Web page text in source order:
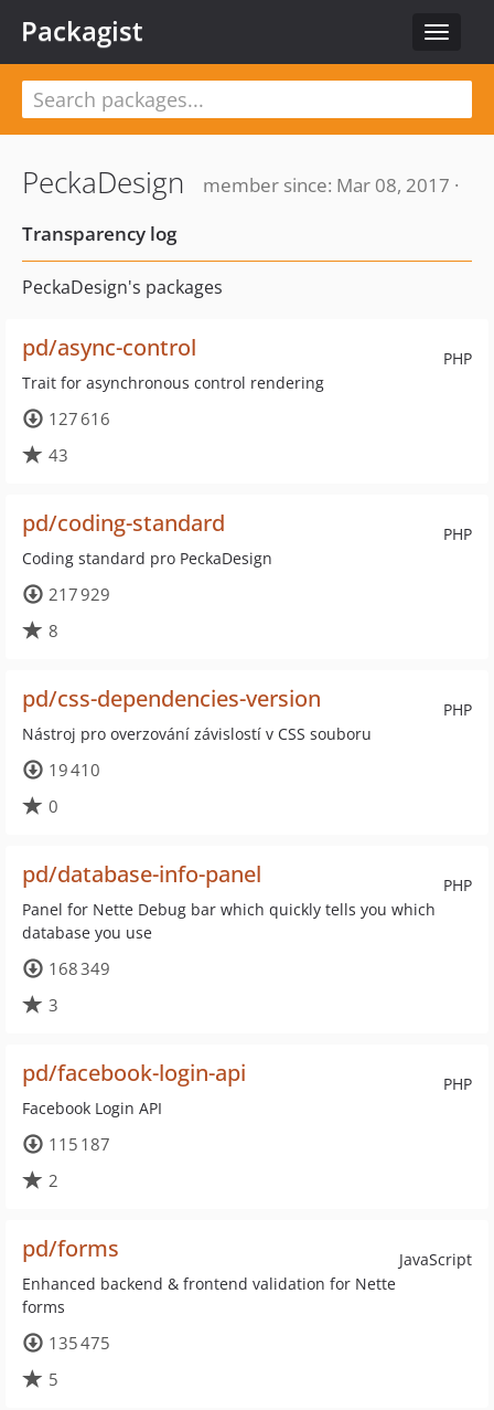
Toggle
Packagist
PeckaDesign
member since: Mar 08, 2017 ·
Transparency log
PeckaDesign's packages
PHP
pd/async-control
Trait for asynchronous control rendering
127 616
43
PHP
pd/coding-standard
Coding standard pro PeckaDesign
217 929
8
PHP
pd/css-dependencies-version
Nástroj pro overzování závislostí v CSS souboru
19 410
0
PHP
pd/database-info-panel
Panel for Nette Debug bar which quickly tells you which
database you use
168 349
3
PHP
pd/facebook-login-api
Facebook Login API
115 187
2
JavaScript
pd/forms
Enhanced backend & frontend validation for Nette
forms
135 475
5